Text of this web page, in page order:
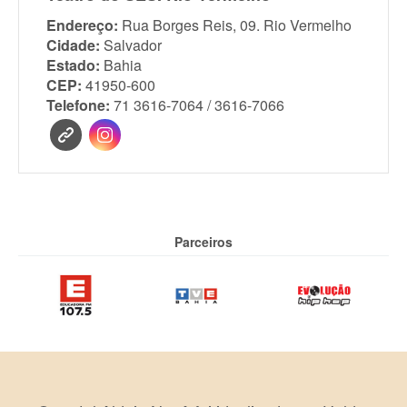
Endereço: Rua Borges Reis, 09. Rio Vermelho
Cidade: Salvador
Estado: Bahia
CEP: 41950-600
Telefone: 71 3616-7064 / 3616-7066
Parceiros